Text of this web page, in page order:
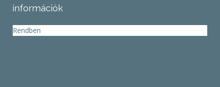
információk
Rendben